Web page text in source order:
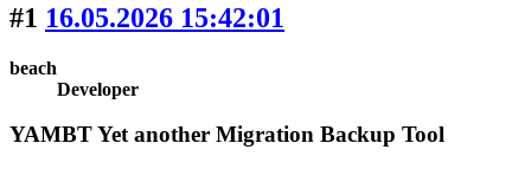
#1 16.05.2026 15:42:01
beach
Developer
YAMBT Yet another Migration Backup Tool